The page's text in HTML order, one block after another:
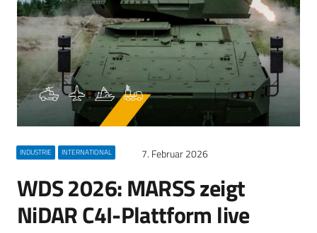
INDUSTRIE INTERNATIONAL 7. Februar 2026
WDS 2026: MARSS zeigt
NiDAR C4I-Plattform live